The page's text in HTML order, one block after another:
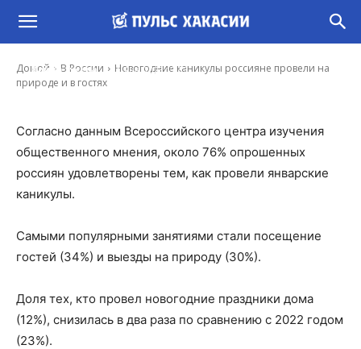
Домой В России
Новогодние каникулы россияне провели на
природе и в гостях
Новогодние каникулы россияне провели на
природе и в гостях
Ирина Гусева - 21 Янв, 2023 13:33
Согласно данным Всероссийского центра изучения
общественного мнения, около 76% опрошенных
россиян удовлетворены тем, как провели январские
каникулы.
Самыми популярными занятиями стали посещение
гостей (34%) и выезды на природу (30%).
Доля тех, кто провел новогодние праздники дома
(12%), снизилась в два раза по сравнению с 2022 годом
(23%).